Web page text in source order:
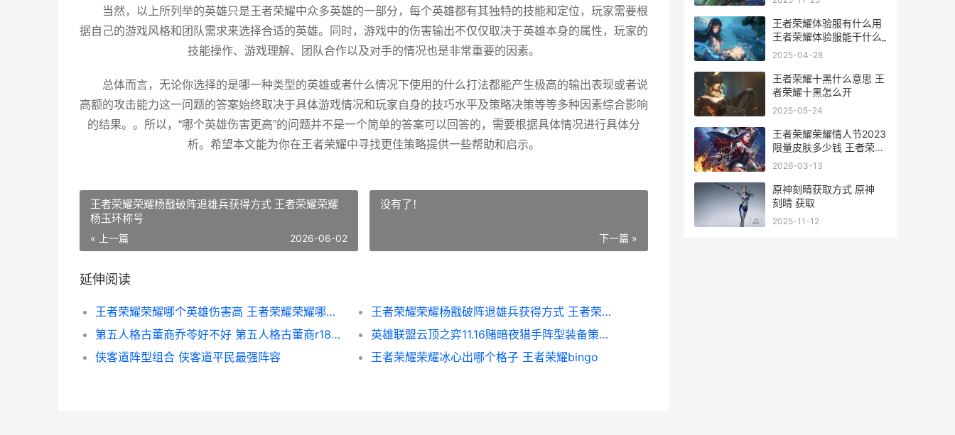
当然，以上所列举的英雄只是王者荣耀中众多英雄的一部分，每个英雄都有其独特的技能和定位，玩家需要根
据自己的游戏风格和团队需求来选择合适的英雄。同时，游戏中的伤害输出不仅仅取决于英雄本身的属性，玩家的
技能操作、游戏理解、团队合作以及对手的情况也是非常重要的因素。
总体而言，无论你选择的是哪一种类型的英雄或者什么情况下使用的什么打法都能产生极高的输出表现或者说
高额的攻击能力这一问题的答案始终取决于具体游戏情况和玩家自身的技巧水平及策略决策等等多种因素综合影响
的结果。。所以，“哪个英雄伤害更高”的问题并不是一个简单的答案可以回答的，需要根据具体情况进行具体分
析。希望本文能为你在王者荣耀中寻找更佳策略提供一些帮助和启示。
王者荣耀荣耀杨戬破阵退雄兵获得方式 王者荣耀荣耀
杨玉环称号
« 上一篇 2026-06-02
没有了！
下一篇 »
延伸阅读
王者荣耀荣耀哪个英雄伤害高 王者荣耀荣耀哪个称号最难
王者荣耀荣耀杨戬破阵退雄兵获得方式 王者荣耀荣耀杨玉环称号
第五人格古董商乔苓好不好 第五人格古董商r18图片
英雄联盟云顶之弈11.16赌暗夜猎手阵型装备策略 英雄联盟云顶之弈阵容最新版本
侠客道阵型组合 侠客道平民最强阵容
王者荣耀荣耀冰心出哪个格子 王者荣耀bingo
王者荣耀体验服有什么用
王者荣耀体验服能干什么_
2025-04-28
王者荣耀十黑什么意思 王
者荣耀十黑怎么开
2025-05-24
王者荣耀荣耀情人节2023
限量皮肤多少钱 王者荣耀
抒情
2026-03-13
原神刻晴获取方式 原神
刻晴 获取
2025-11-12